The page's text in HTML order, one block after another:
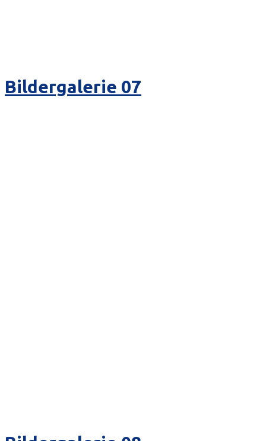
Bildergalerie 07